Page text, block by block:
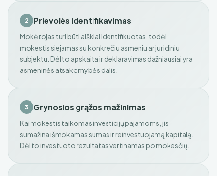
2 Prievolės identifikavimas
Mokėtojas turi būti aiškiai identifikuotas, todėl
mokestis siejamas su konkrečiu asmeniu ar juridiniu
subjektu. Dėl to apskaita ir deklaravimas dažniausiai yra
asmeninės atsakomybės dalis.
3 Grynosios grąžos mažinimas
Kai mokestis taikomas investicijų pajamoms, jis
sumažina išmokamas sumas ir reinvestuojamą kapitalą.
Dėl to investuoto rezultatas vertinamas po mokesčių.